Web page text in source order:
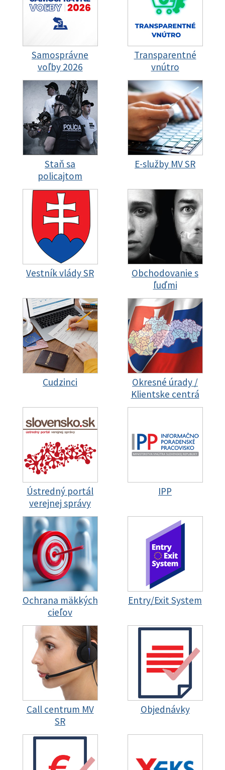
Samosprávne
voľby 2026
Transparentné
vnútro
Staň sa
policajtom
E-služby MV SR
Vestník vlády SR
Obchodovanie s
ľuďmi
Cudzinci
Okresné úrady /
Klientske centrá
Ústredný portál
verejnej správy
IPP
Ochrana mäkkých
cieľov
Entry/Exit System
Call centrum MV
SR
Objednávky